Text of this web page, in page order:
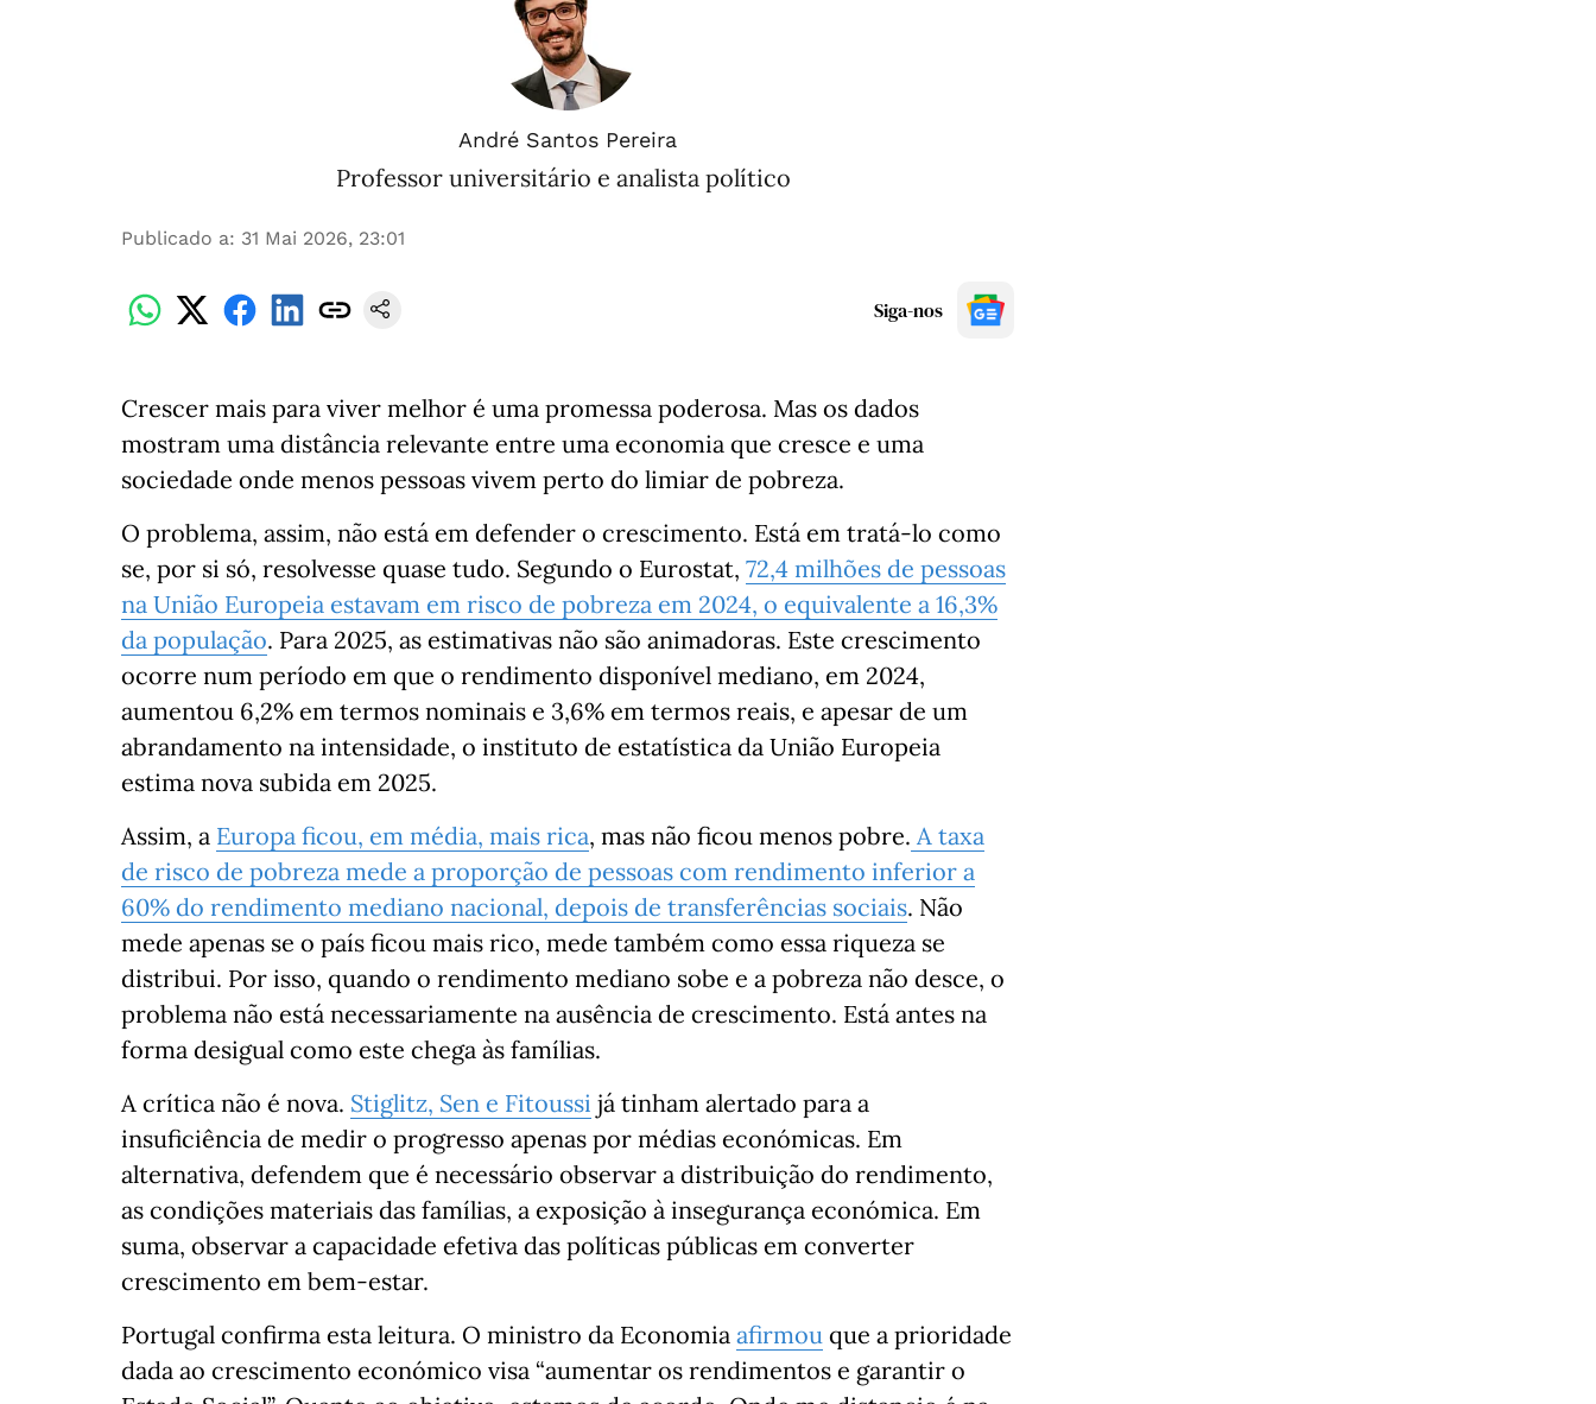
André Santos Pereira
Professor universitário e analista político
Publicado a: 31 Mai 2026, 23:01
Siga-nos
Crescer mais para viver melhor é uma promessa poderosa. Mas os dados
mostram uma distância relevante entre uma economia que cresce e uma
sociedade onde menos pessoas vivem perto do limiar de pobreza.
O problema, assim, não está em defender o crescimento. Está em tratá-lo como
se, por si só, resolvesse quase tudo. Segundo o Eurostat, 72,4 milhões de pessoas
na União Europeia estavam em risco de pobreza em 2024, o equivalente a 16,3%
da população. Para 2025, as estimativas não são animadoras. Este crescimento
ocorre num período em que o rendimento disponível mediano, em 2024,
aumentou 6,2% em termos nominais e 3,6% em termos reais, e apesar de um
abrandamento na intensidade, o instituto de estatística da União Europeia
estima nova subida em 2025.
Assim, a Europa ficou, em média, mais rica, mas não ficou menos pobre. A taxa
de risco de pobreza mede a proporção de pessoas com rendimento inferior a
60% do rendimento mediano nacional, depois de transferências sociais. Não
mede apenas se o país ficou mais rico, mede também como essa riqueza se
distribui. Por isso, quando o rendimento mediano sobe e a pobreza não desce, o
problema não está necessariamente na ausência de crescimento. Está antes na
forma desigual como este chega às famílias.
A crítica não é nova. Stiglitz, Sen e Fitoussi já tinham alertado para a
insuficiência de medir o progresso apenas por médias económicas. Em
alternativa, defendem que é necessário observar a distribuição do rendimento,
as condições materiais das famílias, a exposição à insegurança económica. Em
suma, observar a capacidade efetiva das políticas públicas em converter
crescimento em bem-estar.
Portugal confirma esta leitura. O ministro da Economia afirmou que a prioridade
dada ao crescimento económico visa “aumentar os rendimentos e garantir o